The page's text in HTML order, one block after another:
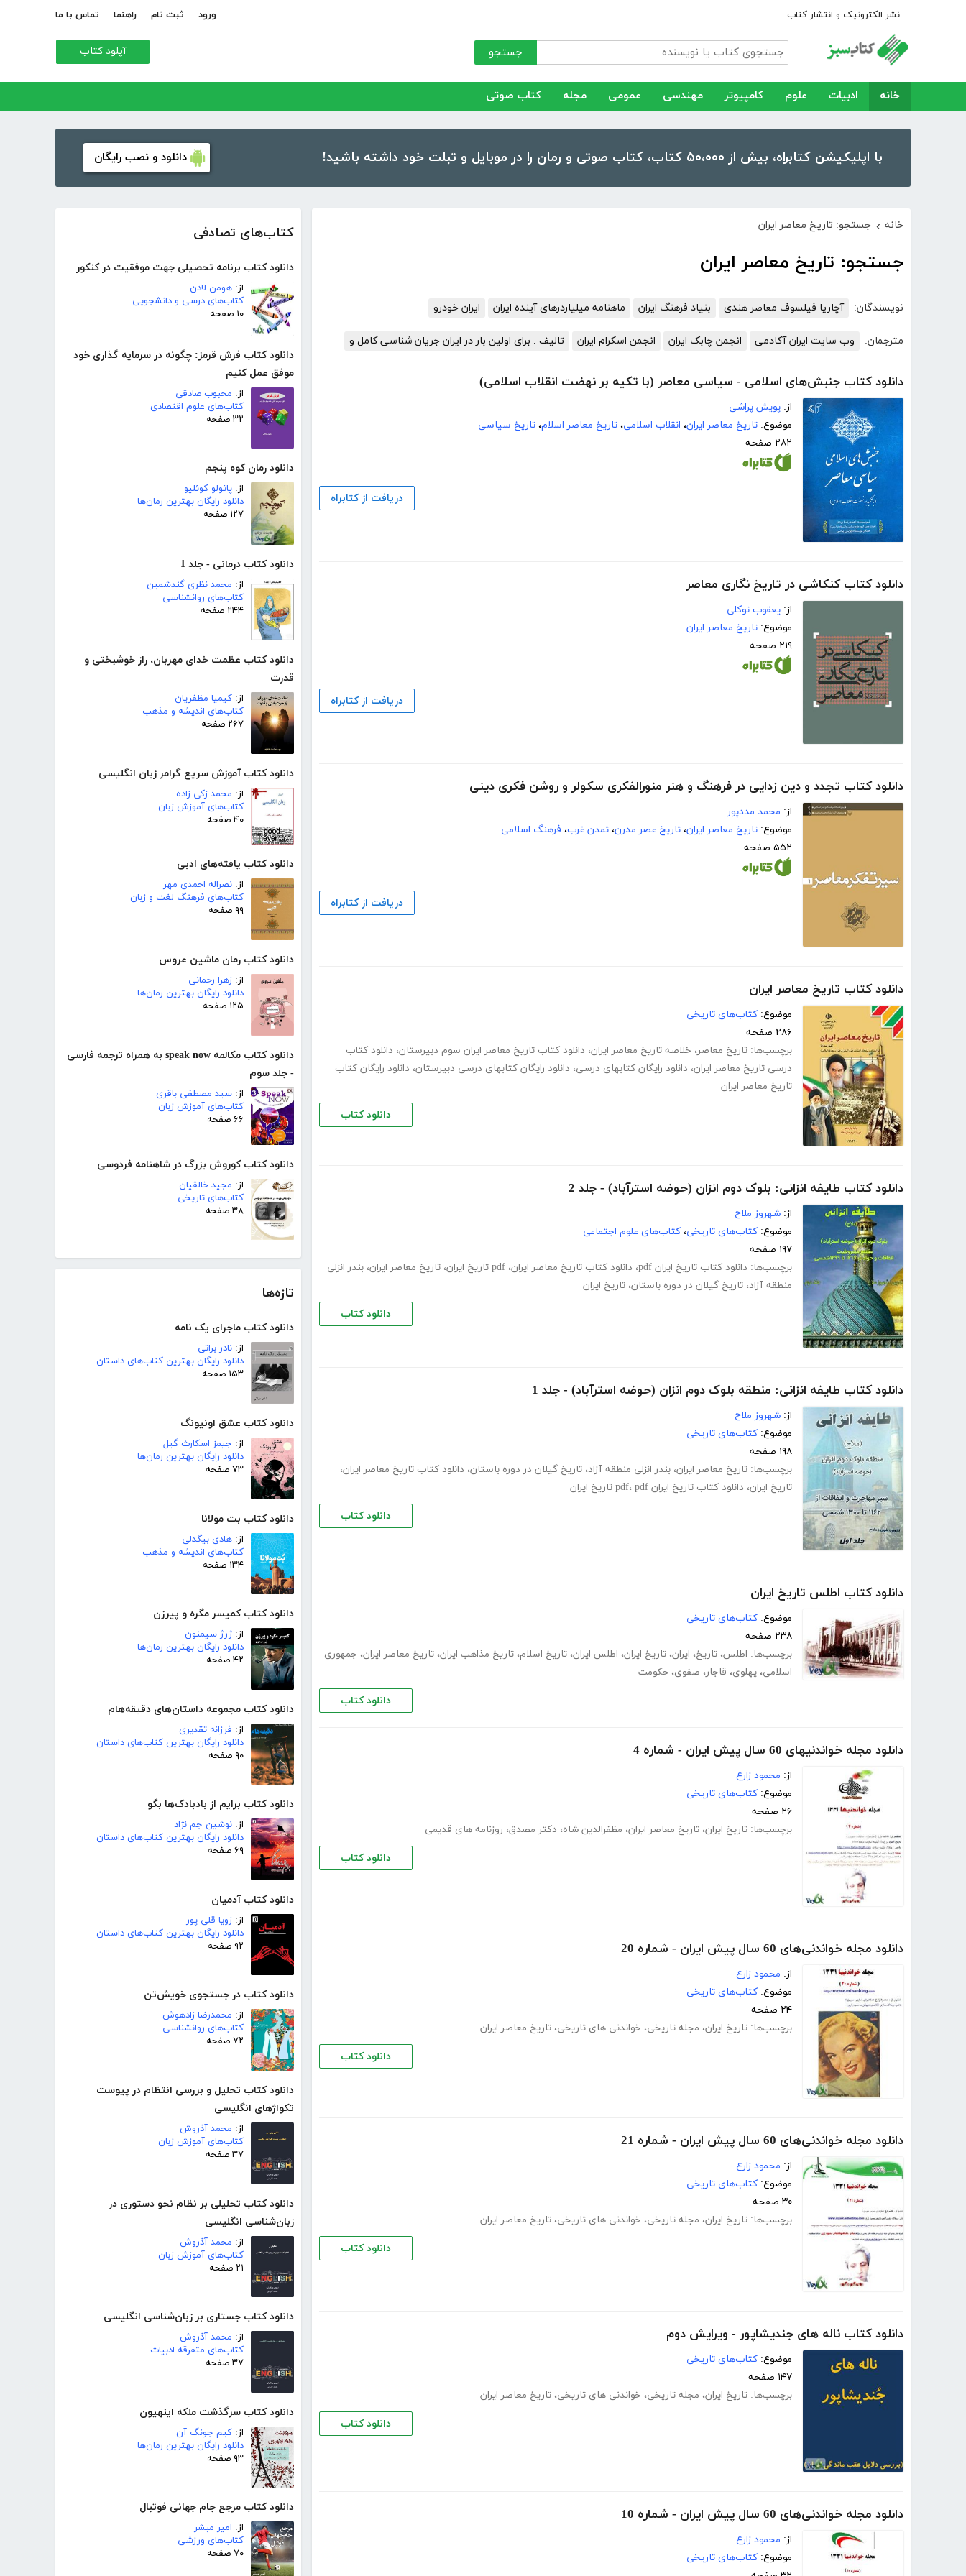
نشر الکترونیک و انتشار کتاب ورود ثبت نام راهنما تماس با ما
جستجو آپلود کتاب
خانه ادبیات علوم کامپیوتر مهندسی عمومی مجله کتاب صوتی
با اپلیکیشن کتابراه، بیش از ۵۰،۰۰۰ کتاب، کتاب صوتی و رمان را در موبایل و تبلت خود داشته باشید! دانلود و نصب رایگان
کتاب‌های تصادفی
دانلود کتاب برنامه تحصیلی جهت موفقیت در کنکور
از: هومن لادن
کتاب‌های درسی و دانشجویی
۱۰ صفحه
دانلود کتاب فرش قرمز: چگونه در سرمایه گذاری خود
موفق عمل کنیم
از: محبوب صادقی
کتاب‌های علوم اقتصادی
۳۲ صفحه
دانلود رمان کوه پنجم
از: پائولو کوئلیو
دانلود رایگان بهترین رمان‌ها
۱۲۷ صفحه
دانلود کتاب درمانی - جلد 1
از: محمد نظری گندشمین
کتاب‌های روانشناسی
۲۴۴ صفحه
دانلود کتاب عظمت خدای مهربان، راز خوشبختی و
قدرت
از: کیمیا مظفریان
کتاب‌های اندیشه و مذهب
۲۶۷ صفحه
دانلود کتاب آموزش سریع گرامر زبان انگلیسی
از: محمد زکی زاده
کتاب‌های آموزش زبان
۴۰ صفحه
دانلود کتاب یافته‌های ادبی
از: نصراله احمدی مهر
کتاب‌های فرهنگ لغت و زبان
۹۹ صفحه
دانلود کتاب رمان ماشین عروس
از: زهرا رحمانی
دانلود رایگان بهترین رمان‌ها
۱۲۵ صفحه
دانلود کتاب مکالمه speak now به همراه ترجمه فارسی
- جلد سوم
از: سید مصطفی باقری
کتاب‌های آموزش زبان
۶۶ صفحه
دانلود کتاب کوروش بزرگ در شاهنامه فردوسی
از: مجید خالقیان
کتاب‌های تاریخی
۳۸ صفحه
تازه‌ها
دانلود کتاب ماجرای یک نامه
از: نادر براتی
دانلود رایگان بهترین کتاب‌های داستان
۱۵۳ صفحه
دانلود کتاب عشق اونیونگ
از: جیمز اسکارث گیل
دانلود رایگان بهترین رمان‌ها
۷۳ صفحه
دانلود کتاب بت مولانا
از: هادی بیگدلی
کتاب‌های اندیشه و مذهب
۱۳۴ صفحه
دانلود کتاب کمیسر مگره و پیرزن
از:ژرژ سیمنون
دانلود رایگان بهترین رمان‌ها
۴۲ صفحه
دانلود کتاب مجموعه داستان‌های دقیقه‌هام
از: فرزانه تقدیری
دانلود رایگان بهترین کتاب‌های داستان
۹۰ صفحه
دانلود کتاب برایم از بادبادک‌ها بگو
از: نوشین جم نژاد
دانلود رایگان بهترین کتاب‌های داستان
۶۹ صفحه
دانلود کتاب آدمیان
از: زویا قلی پور
دانلود رایگان بهترین کتاب‌های داستان
۹۲ صفحه
دانلود کتاب در جستجوی خویش‌تن
از: محمدرضا زادهوش
کتاب‌های روانشناسی
۷۲ صفحه
دانلود کتاب تحلیل و بررسی انتظام در پیوست
تکواژهای انگلیسی
از: محمد آذروش
کتاب‌های آموزش زبان
۳۷ صفحه
دانلود کتاب تحلیلی بر نظام نحو دستوری در
زبان‌شناسی انگلیسی
از: محمد آذروش
کتاب‌های آموزش زبان
۲۱ صفحه
دانلود کتاب جستاری بر زبان‌شناسی انگلیسی
از: محمد آذروش
کتاب‌های متفرقه ادبیات
۳۷ صفحه
دانلود کتاب سرگذشت ملکه اینهیون
از: کیم جونگ آن
دانلود رایگان بهترین رمان‌ها
۹۳ صفحه
دانلود کتاب مرجع جام جهانی فوتبال
از: امیر مبشر
کتاب‌های ورزشی
۷۰ صفحه
خانه › جستجو: تاریخ معاصر ایران
جستجو: تاریخ معاصر ایران
نویسندگان: آچاریا فیلسوف معاصر هندی بنیاد فرهنگ ایران ماهنامه میلیاردرهای آینده ایران ایران خودرو
مترجمان: وب سایت ایران آکادمی انجمن چابک ایران انجمن اسکرام ایران تالیف . برای اولین بار در ایران جریان شناسی کامل و
دانلود کتاب جنبش‌های اسلامی - سیاسی معاصر (با تکیه بر نهضت انقلاب اسلامی)
از: پویش پراشی
موضوع: تاریخ معاصر ایران، انقلاب اسلامی، تاریخ معاصر اسلام، تاریخ سیاسی
۲۸۲ صفحه
دریافت از کتابراه
دانلود کتاب کنکاشی در تاریخ نگاری معاصر
از: یعقوب توکلی
موضوع: تاریخ معاصر ایران
۲۱۹ صفحه
دریافت از کتابراه
دانلود کتاب تجدد و دین زدایی در فرهنگ و هنر منورالفکری سکولر و روشن فکری دینی
از: محمد مددپور
موضوع: تاریخ معاصر ایران، تاریخ عصر مدرن، تمدن غرب، فرهنگ اسلامی
۵۵۲ صفحه
دریافت از کتابراه
دانلود کتاب تاریخ معاصر ایران
موضوع: کتاب‌های تاریخی
۲۸۶ صفحه
برچسب‌ها: تاریخ معاصر، خلاصه تاریخ معاصر ایران، دانلود کتاب تاریخ معاصر ایران سوم دبیرستان، دانلود کتاب
درسی تاریخ معاصر ایران، دانلود رایگان کتابهای درسی، دانلود رایگان کتابهای درسی دبیرستان، دانلود رایگان کتاب
تاریخ معاصر ایران
دانلود کتاب
دانلود کتاب طایفه انزانی: بلوک دوم انزان (حوضه استرآباد) - جلد 2
از: شهروز ملاح
موضوع: کتاب‌های تاریخی، کتاب‌های علوم اجتماعی
۱۹۷ صفحه
برچسب‌ها: دانلود کتاب تاریخ ایران pdf ، دانلود کتاب تاریخ معاصر ایران، pdf تاریخ ایران ، تاریخ معاصر ایران، بندر انزلی
منطقه آزاد، تاریخ گیلان در دوره باستان، تاریخ ایران
دانلود کتاب
دانلود کتاب طایفه انزانی: منطقه بلوک دوم انزان (حوضه استرآباد) - جلد 1
از: شهروز ملاح
موضوع: کتاب‌های تاریخی
۱۹۸ صفحه
برچسب‌ها: تاریخ معاصر ایران، بندر انزلی منطقه آزاد، تاریخ گیلان در دوره باستان، دانلود کتاب تاریخ معاصر ایران،
تاریخ ایران، دانلود کتاب تاریخ ایران pdf ، pdf تاریخ ایران
دانلود کتاب
دانلود کتاب اطلس تاریخ ایران
موضوع: کتاب‌های تاریخی
۲۳۸ صفحه
برچسب‌ها: اطلس، تاریخ، ایران، تاریخ ایران، اطلس ایران، تاریخ اسلام، تاریخ مذاهب ایران، تاریخ معاصر ایران، جمهوری
اسلامی، پهلوی، قاجار، صفوی، حکومت
دانلود کتاب
دانلود مجله خواندنیهای 60 سال پیش ایران - شماره 4
از: محمود زارع
موضوع: کتاب‌های تاریخی
۲۶ صفحه
برچسب‌ها: تاریخ ایران، تاریخ معاصر ایران، مظفرالدین شاه، دکتر مصدق، روزنامه های قدیمی
دانلود کتاب
دانلود مجله خواندنی‌های 60 سال پیش ایران - شماره 20
از: محمود زارع
موضوع: کتاب‌های تاریخی
۲۴ صفحه
برچسب‌ها: تاریخ ایران، مجله تاریخی، خواندنی های تاریخی، تاریخ معاصر ایران
دانلود کتاب
دانلود مجله خواندنی‌های 60 سال پیش ایران - شماره 21
از: محمود زارع
موضوع: کتاب‌های تاریخی
۳۰ صفحه
برچسب‌ها: تاریخ ایران، مجله تاریخی، خواندنی های تاریخی، تاریخ معاصر ایران
دانلود کتاب
دانلود کتاب ناله های جندیشاپور - ویرایش دوم
موضوع: کتاب‌های تاریخی
۱۴۷ صفحه
برچسب‌ها: تاریخ ایران، مجله تاریخی، خواندنی های تاریخی، تاریخ معاصر ایران
دانلود کتاب
دانلود مجله خواندنی‌های 60 سال پیش ایران - شماره 10
از: محمود زارع
موضوع: کتاب‌های تاریخی